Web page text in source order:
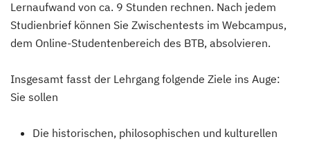
Lernaufwand von ca. 9 Stunden rechnen. Nach jedem
Studienbrief können Sie Zwischentests im Webcampus,
dem Online-Studentenbereich des BTB, absolvieren.
Insgesamt fasst der Lehrgang folgende Ziele ins Auge:
Sie sollen
Die historischen, philosophischen und kulturellen